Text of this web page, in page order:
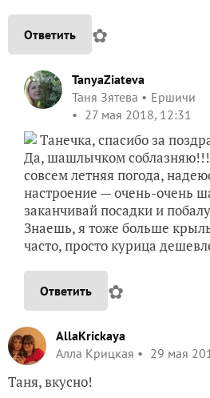
Ответить ✿
TanyaZiateva
Таня Зятева
Ершичи
27 мая 2018, 12:31
Танечка, спасибо за
Да, шашлычком
совсем летняя погода,
настроение — очень-очень
заканчивай посадки и
Знаешь, я тоже больше
часто, просто курица
Ответить ✿
AllaKrickaya
Алла Крицкая
29 мая
Таня, вкусно!